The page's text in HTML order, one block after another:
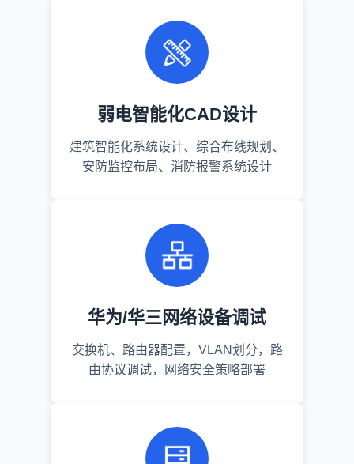
弱电智能化CAD设计
建筑智能化系统设计、综合布线规划、
安防监控布局、消防报警系统设计
华为/华三网络设备调试
交换机、路由器配置，VLAN划分，路
由协议调试，网络安全策略部署